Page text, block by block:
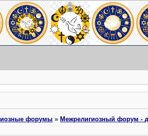
форумы »Межрелигиозный форум -